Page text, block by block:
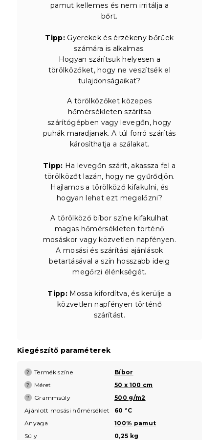
pamut kellemes és nem irritálja a
bőrt.
Tipp: Gyerekek és érzékeny bőrűek
számára is alkalmas.
Hogyan szárítsuk helyesen a
törölközőket, hogy ne veszítsék el
tulajdonságaikat?
A törölközőket közepes
hőmérsékleten szárítsa
szárítógépben vagy levegőn, hogy
puhák maradjanak. A túl forró szárítás
károsíthatja a szálakat.
Tipp: Ha levegőn szárít, akassza fel a
törölközőt lazán, hogy ne gyűrődjön.
Hajlamos a törölköző kifakulni, és
hogyan lehet ezt megelőzni?
A törölköző bíbor színe kifakulhat
magas hőmérsékleten történő
mosáskor vagy közvetlen napfényen.
A mosási és szárítási ajánlások
betartásával a szín hosszabb ideig
megőrzi élénkségét.
Tipp: Mossa kifordítva, és kerülje a
közvetlen napfényen történő
szárítást.
Kiegészítő paraméterek
? Termék színe Bíbor
? Méret 50 x 100 cm
? Grammsúly
500 g/m2
Ajánlott mosási hőmérséklet
60 °C
Anyaga
100% pamut
Súly
0,25 kg